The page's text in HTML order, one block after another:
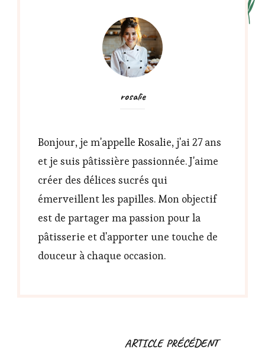
rosalie
Bonjour, je m'appelle Rosalie, j'ai 27 ans
et je suis pâtissière passionnée. J'aime
créer des délices sucrés qui
émerveillent les papilles. Mon objectif
est de partager ma passion pour la
pâtisserie et d'apporter une touche de
douceur à chaque occasion.
Navigation
ARTICLE PRÉCÉDENT